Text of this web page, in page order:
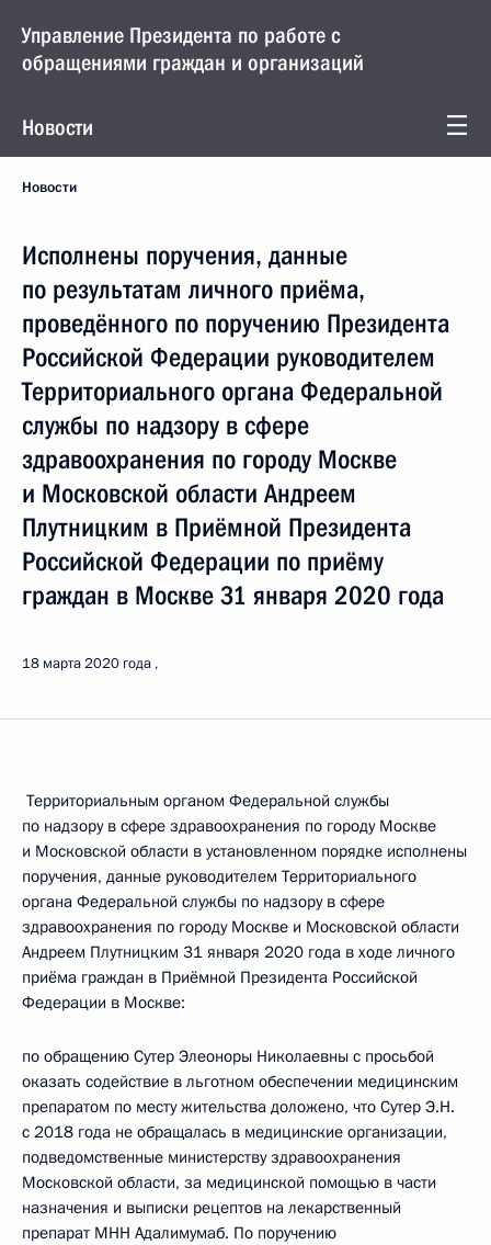
Управление Президента по работе с
обращениями граждан и организаций
Новости
Новости
Исполнены поручения, данные
по результатам личного приёма,
проведённого по поручению Президента
Российской Федерации руководителем
Территориального органа Федеральной
службы по надзору в сфере
здравоохранения по городу Москве
и Московской области Андреем
Плутницким в Приёмной Президента
Российской Федерации по приёму
граждан в Москве 31 января 2020 года
18 марта 2020 года
Территориальным органом Федеральной службы
по надзору в сфере здравоохранения по городу Москве
и Московской области в установленном порядке исполнены
поручения, данные руководителем Территориального
органа Федеральной службы по надзору в сфере
здравоохранения по городу Москве и Московской области
Андреем Плутницким 31 января 2020 года в ходе личного
приёма граждан в Приёмной Президента Российской
Федерации в Москве:
по обращению Сутер Элеоноры Николаевны с просьбой
оказать содействие в льготном обеспечении медицинским
препаратом по месту жительства доложено, что Сутер Э.Н.
с 2018 года не обращалась в медицинские организации,
подведомственные министерству здравоохранения
Московской области, за медицинской помощью в части
назначения и выписки рецептов на лекарственный
препарат МНН Адалимумаб. По поручению